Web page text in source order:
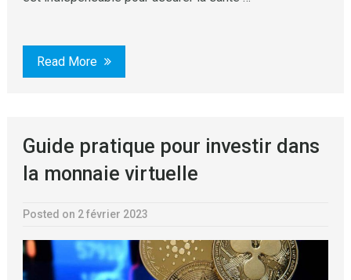
Read More
Guide pratique pour investir dans
la monnaie virtuelle
Posted on 2 février 2023